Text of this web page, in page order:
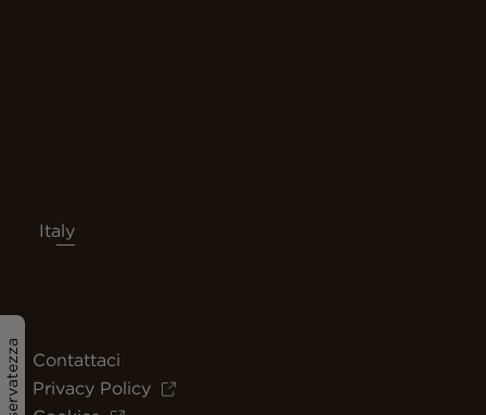
Italy
Contattaci
Privacy Policy